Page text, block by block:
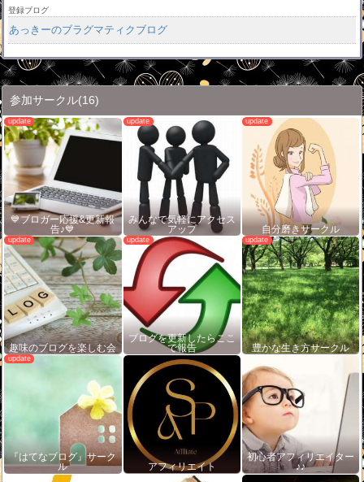
登録ブログ
あっきーのブラグマティクブログ
参加サークル(16)
💙ブロガー応援&更新報
告♪💙
みんなで気軽にアクセス
アップ
自分磨きサークル
趣味のブログを楽しむ会
ブログを更新したらここ
で報告
豊かな生き方サークル
『はてなブログ』サーク
ル
アフィリエイト
初心者アフィリエイター
♪♪